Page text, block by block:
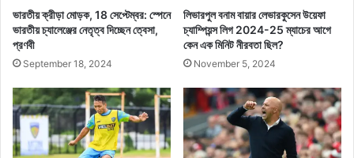
ভারতীয় ক্রীড়া মোড়ক, 18 সেপ্টেম্বর: স্পেনে
ভারতীয় চ্যালেঞ্জের নেতৃত্ব দিচ্ছেন ত্বেসা,
প্রণবী
September 18, 2024
লিভারপুল বনাম বায়ার লেভারকুসেন উয়েফা
চ্যাম্পিয়ন্স লিগ 2024-25 ম্যাচের আগে
কেন এক মিনিট নীরবতা ছিল?
November 5, 2024